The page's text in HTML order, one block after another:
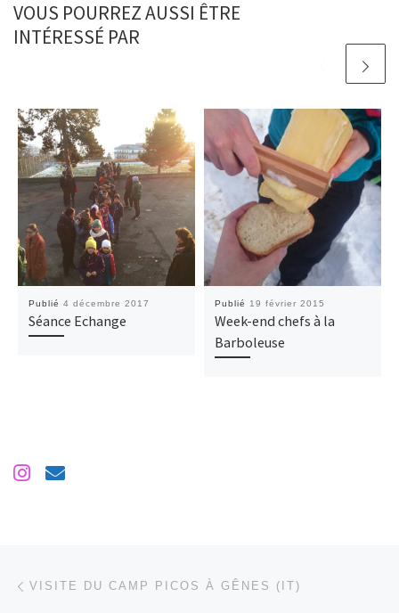
VOUS POURREZ AUSSI ÊTRE
INTÉRESSÉ PAR
Publié 4 décembre 2017
Séance Echange
Publié 19 février 2015
Week-end chefs à la
Barboleuse
Parcourir les articles
VISITE DU CAMP PICOS À GÊNES (IT)